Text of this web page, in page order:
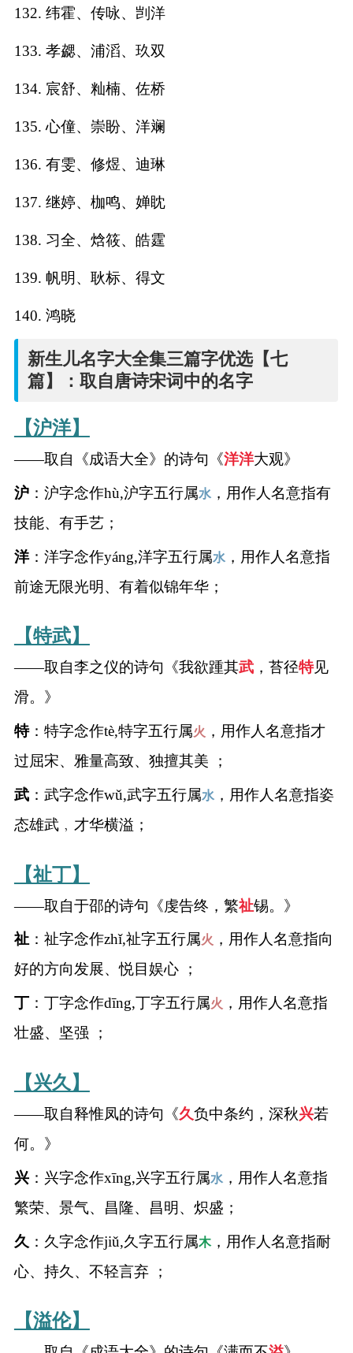
132. 纬霍、传咏、剀洋
133. 孝勰、浦滔、玖双
134. 宸舒、籼楠、佐桥
135. 心僮、崇盼、洋斓
136. 有雯、修煜、迪琳
137. 继婷、枷鸣、婵眈
138. 习全、焓筱、皓霆
139. 帆明、耿标、得文
140. 鸿晓
新生儿名字大全集三篇字优选【七
篇】：取自唐诗宋词中的名字
【沪洋】
——取自《成语大全》的诗句《洋洋大观》
沪：沪字念作hù,沪字五行属水，用作人名意指有
技能、有手艺；
洋：洋字念作yáng,洋字五行属水，用作人名意指
前途无限光明、有着似锦年华；
【特武】
——取自李之仪的诗句《我欲踵其武，苔径特见
滑。》
特：特字念作tè,特字五行属火 ，用作人名意指才
过屈宋、雅量高致、独擅其美 ；
武：武字念作wǔ,武字五行属水，用作人名意指姿
态雄武﹐才华横溢；
【祉丁】
——取自于邵的诗句《虔告终，繁祉锡。》
祉：祉字念作zhǐ,祉字五行属火 ，用作人名意指向
好的方向发展、悦目娱心 ；
丁：丁字念作dīng,丁字五行属火 ，用作人名意指
壮盛、坚强 ；
【兴久】
——取自释惟凤的诗句《久负中条约，深秋兴若
何。》
兴：兴字念作xīng,兴字五行属水，用作人名意指
繁荣、景气、昌隆、昌明、炽盛；
久 ：久字念作jiǔ,久字五行属木，用作人名意指耐
心、持久、不轻言弃 ；
【溢伦】